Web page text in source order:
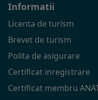
Informatii
Licenta de turism
Brevet de turism
Polita de asigurare
Certificat inregistrare
Certificat membru